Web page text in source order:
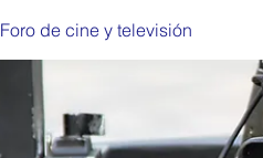
Foro de cine y televisión